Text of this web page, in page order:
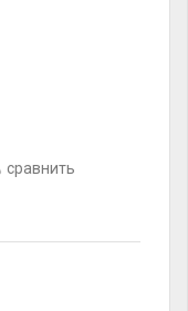
сравнить